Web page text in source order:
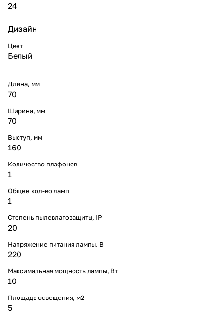
24
Дизайн
Цвет
Белый
Длина, мм
70
Ширина, мм
70
Выступ, мм
160
Количество плафонов
1
Общее кол-во ламп
1
Степень пылевлагозащиты, IP
20
Напряжение питания лампы, В
220
Максимальная мощность лампы, Вт
10
Площадь освещения, м2
5